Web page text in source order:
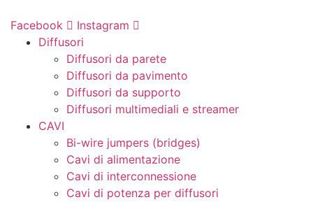
contenuto
Facebook
Instagram
Diffusori
Diffusori da parete
Diffusori da pavimento
Diffusori da supporto
Diffusori multimediali e streamer
CAVI
Bi-wire jumpers (bridges)
Cavi di alimentazione
Cavi di interconnessione
Cavi di potenza per diffusori